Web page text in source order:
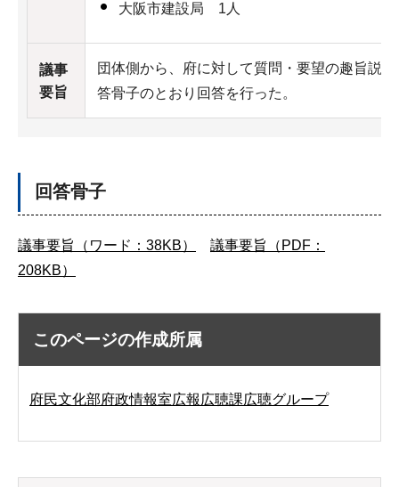
大阪市建設局 1人
議事
要旨
団体側から、府に対して質問・要望の趣旨説
答骨子のとおり回答を行った。
回答骨子
議事要旨（ワード：38KB）
議事要旨（PDF：
208KB）
このページの作成所属
府民文化部府政情報室広報広聴課広聴グループ